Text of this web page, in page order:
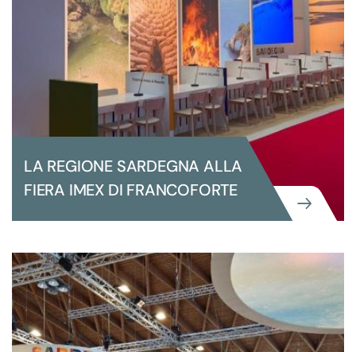
LA REGIONE SARDEGNA ALLA
FIERA IMEX DI FRANCOFORTE
GRANDI EVENTI ISTITUZIONALI
LA REGIONE SARDEGNA ALLA FIERA
IMEX DI FRANCOFORTE